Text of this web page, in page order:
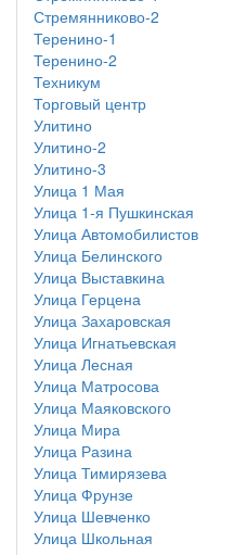
Стремянниково-2
Теренино-1
Теренино-2
Техникум
Торговый центр
Улитино
Улитино-2
Улитино-3
Улица 1 Мая
Улица 1-я Пушкинская
Улица Автомобилистов
Улица Белинского
Улица Выставкина
Улица Герцена
Улица Захаровская
Улица Игнатьевская
Улица Лесная
Улица Матросова
Улица Маяковского
Улица Мира
Улица Разина
Улица Тимирязева
Улица Фрунзе
Улица Шевченко
Улица Школьная